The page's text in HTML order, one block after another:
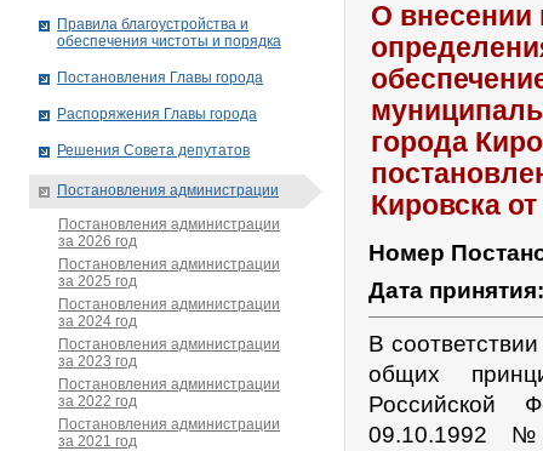
О внесении
города
Кировска
Номер
Дата
В
общих
Российской
09.10.1992 №
Правила благоустройства и
обеспечения чистоты и порядка
Постановления Главы города
Распоряжения Главы города
Решения Совета депутатов
Постановления администрации
Постановления администрации
за 2026 год
Постановления администрации
за 2025 год
Постановления администрации
за 2024 год
Постановления администрации
за 2023 год
Постановления администрации
за 2022 год
Постановления администрации
за 2021 год